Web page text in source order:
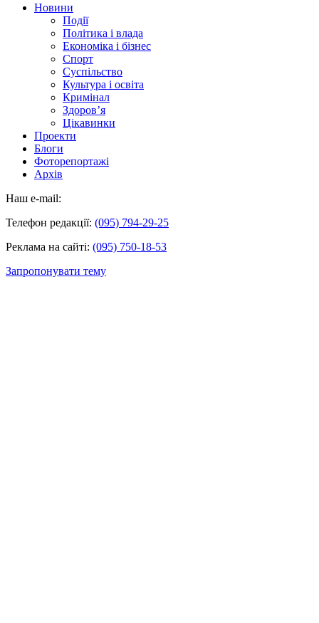
Новини
Події
Політика і влада
Економіка і бізнес
Спорт
Суспільство
Культура і освіта
Кримінал
Здоров’я
Цікавинки
Проекти
Блоги
Фоторепортажі
Архів
Наш e-mail:
Телефон редакції: (095) 794-29-25
Реклама на сайті: (095) 750-18-53
Запропонувати тему